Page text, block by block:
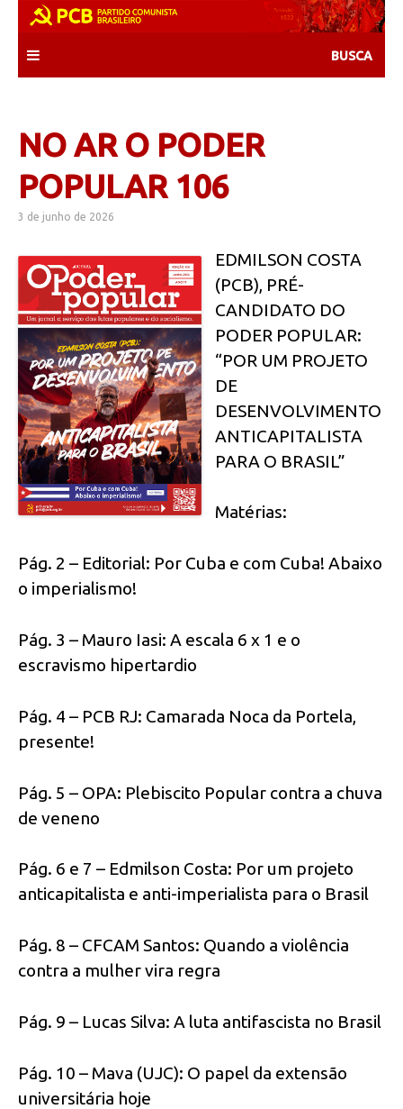
content
NO AR O PODER
POPULAR 106
3 de junho de 2026
EDMILSON COSTA
(PCB), PRÉ-
CANDIDATO DO
PODER POPULAR:
“POR UM PROJETO
DE
DESENVOLVIMENTO
ANTICAPITALISTA
PARA O BRASIL”
Matérias:
Pág. 2 – Editorial: Por Cuba e com Cuba! Abaixo
o imperialismo!
Pág. 3 – Mauro Iasi: A escala 6 x 1 e o
escravismo hipertardio
Pág. 4 – PCB RJ: Camarada Noca da Portela,
presente!
Pág. 5 – OPA: Plebiscito Popular contra a chuva
de veneno
Pág. 6 e 7 – Edmilson Costa: Por um projeto
anticapitalista e anti-imperialista para o Brasil
Pág. 8 – CFCAM Santos: Quando a violência
contra a mulher vira regra
Pág. 9 – Lucas Silva: A luta antifascista no Brasil
Pág. 10 – Mava (UJC): O papel da extensão
universitária hoje